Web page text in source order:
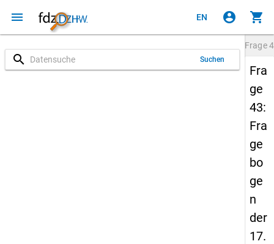
menu EN account_circle shopping_cart
search Suchen
Frage
Fra
ge
43:
Fra
ge
bo
ge
n
der
17.